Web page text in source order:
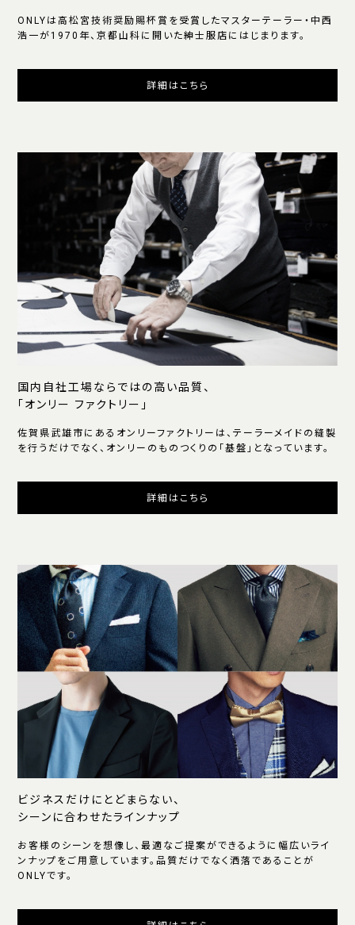
ONLYは高松宮技術奨励賜杯賞を受賞したマスターテーラー・中西
浩一が1970年、京都山科に開いた紳士服店にはじまります。
詳細はこちら
国内自社工場ならではの高い品質、
「オンリー ファクトリー」
佐賀県武雄市にあるオンリーファクトリーは、テーラーメイドの縫製
を行うだけでなく、オンリーのものつくりの「基盤」となっています。
詳細はこちら
ビジネスだけにとどまらない、
シーンに合わせたラインナップ
お客様のシーンを想像し、最適なご提案ができるように幅広いライ
ンナップをご用意しています。品質だけでなく洒落であることが
ONLYです。